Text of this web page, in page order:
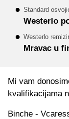
Standard
Westerlo
Westerlo
Mravac u
Mi vam
kvalifikacijama
Binche -